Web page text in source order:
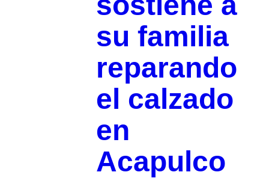
su familia
reparando
el calzado
en
Acapulco